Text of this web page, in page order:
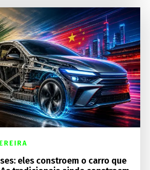
eles constroem o carro que